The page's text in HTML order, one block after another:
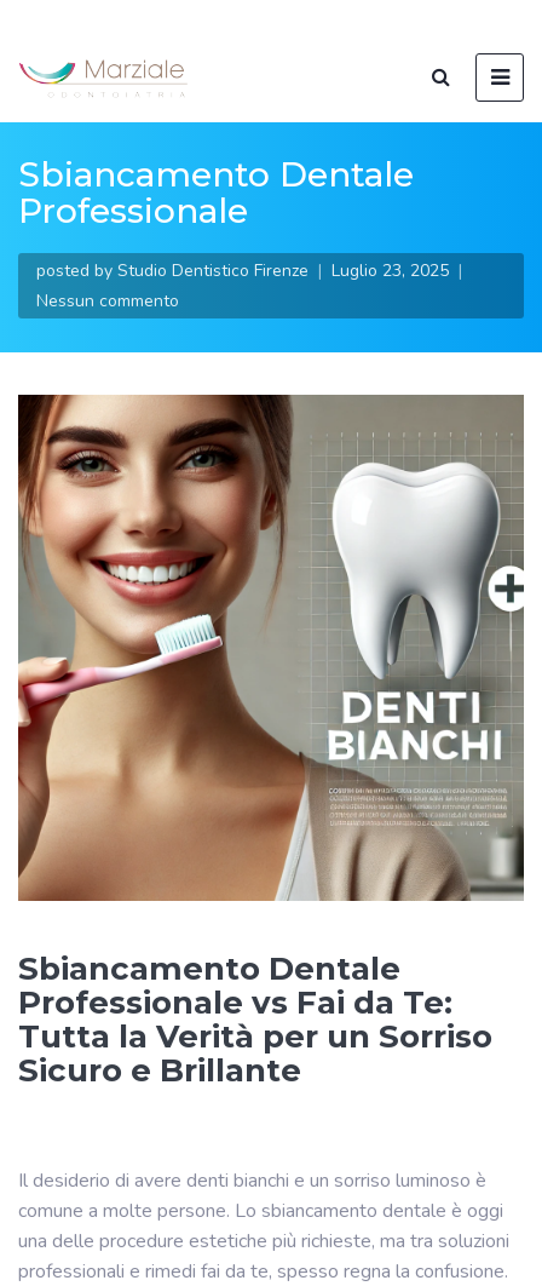
Sbiancamento Dentale
Professionale
posted by Studio Dentistico Firenze
Luglio 23, 2025
Nessun commento
Sbiancamento Dentale
Professionale vs Fai da Te:
Tutta la Verità per un Sorriso
Sicuro e Brillante
Il desiderio di avere denti bianchi e un sorriso luminoso è
comune a molte persone. Lo sbiancamento dentale è oggi
una delle procedure estetiche più richieste, ma tra soluzioni
professionali e rimedi fai da te, spesso regna la confusione.